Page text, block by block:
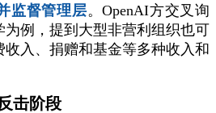
监督管理层。OpenAI方交叉询
为例，提到大型非营利组织也可
入、捐赠和基金等多种收入和
击阶段